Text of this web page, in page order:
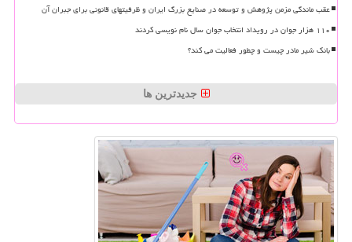
عقب ماندگی مزمن پژوهش و توسعه در صنایع بزرگ ایران و ظرفیتهای قانونی برای جبران آن
۱۱۰ هزار جوان در رویداد انتخاب جوان سال نام نویسی کردند
بانک شیر مادر چیست و چطور فعالیت می کند؟
جدیدترین ها